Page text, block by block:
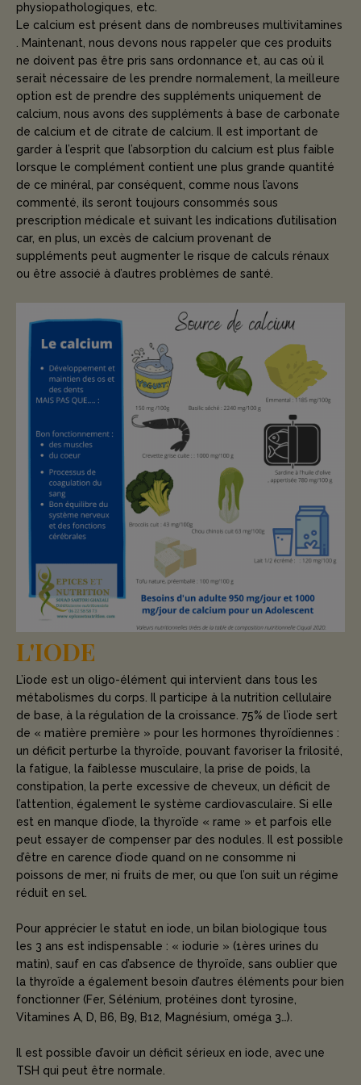
physiopathologiques, etc.
Le calcium est présent dans de nombreuses multivitamines
. Maintenant, nous devons nous rappeler que ces produits
ne doivent pas être pris sans ordonnance et, au cas où il
serait nécessaire de les prendre normalement, la meilleure
option est de prendre des suppléments uniquement de
calcium, nous avons des suppléments à base de carbonate
de calcium et de citrate de calcium. Il est important de
garder à l’esprit que l’absorption du calcium est plus faible
lorsque le complément contient une plus grande quantité
de ce minéral, par conséquent, comme nous l’avons
commenté, ils seront toujours consommés sous
prescription médicale et suivant les indications d’utilisation
car, en plus, un excès de calcium provenant de
suppléments peut augmenter le risque de calculs rénaux
ou être associé à d’autres problèmes de santé.
L'IODE
L’iode est un oligo-élément qui intervient dans tous les
métabolismes du corps. Il participe à la nutrition cellulaire
de base, à la régulation de la croissance. 75% de l’iode sert
de « matière première » pour les hormones thyroïdiennes :
un déficit perturbe la thyroïde, pouvant favoriser la frilosité,
la fatigue, la faiblesse musculaire, la prise de poids, la
constipation, la perte excessive de cheveux, un déficit de
l’attention, également le système cardiovasculaire. Si elle
est en manque d’iode, la thyroïde « rame » et parfois elle
peut essayer de compenser par des nodules. Il est possible
d’être en carence d’iode quand on ne consomme ni
poissons de mer, ni fruits de mer, ou que l’on suit un régime
réduit en sel.
Pour apprécier le statut en iode, un bilan biologique tous
les 3 ans est indispensable : « iodurie » (1ères urines du
matin), sauf en cas d’absence de thyroïde, sans oublier que
la thyroïde a également besoin d’autres éléments pour bien
fonctionner (Fer, Sélénium, protéines dont tyrosine,
Vitamines A, D, B6, B9, B12, Magnésium, oméga 3…).
Il est possible d’avoir un déficit sérieux en iode, avec une
TSH qui peut être normale.